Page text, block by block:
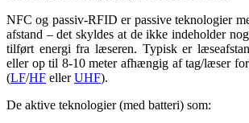
NFC og passiv-RFID er passive teknologier
afstand – det skyldes at de ikke indeholder
tilført energi fra læseren. Typisk er
eller op til 8-10 meter afhængig af tag/læser
(LF/HF ellerUHF).
De aktive teknologier (med batteri) som: